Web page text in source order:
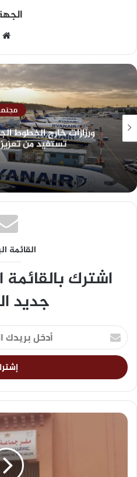
ورزازات خارج الخطوط
تستفيد من
القائمة
اشترك بالقائمة
جديد